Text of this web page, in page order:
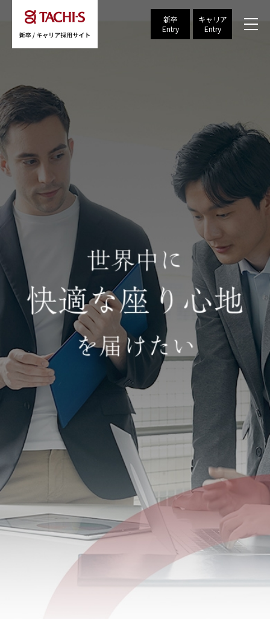
新卒
Entry
キャリア
Entry